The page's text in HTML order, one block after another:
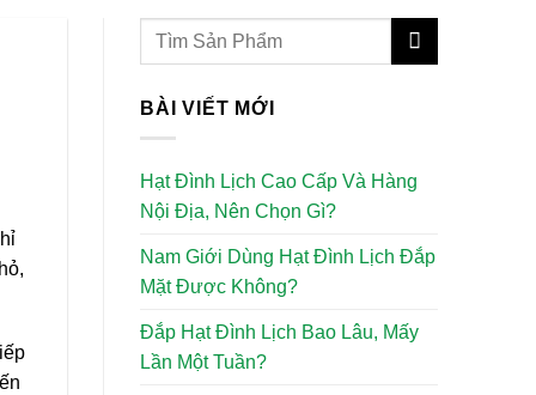
BÀI VIẾT MỚI
Hạt Đình Lịch Cao Cấp Và Hàng
Nội Địa, Nên Chọn Gì?
Nam Giới Dùng Hạt Đình Lịch Đắp
Mặt Được Không?
Đắp Hạt Đình Lịch Bao Lâu, Mấy
Lần Một Tuần?